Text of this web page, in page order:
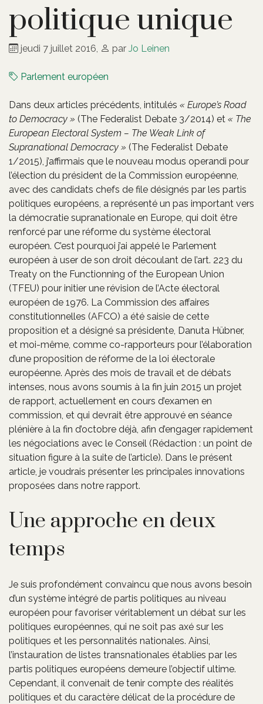
politique unique
jeudi 7 juillet 2016 par Jo Leinen
Parlement européen
Dans deux articles précédents, intitulés « Europe’s Road
to Democracy » (The Federalist Debate 3/2014) et « The
European Electoral System – The Weak Link of
Supranational Democracy » (The Federalist Debate
1/2015), j’affirmais que le nouveau modus operandi pour
l’élection du président de la Commission européenne,
avec des candidats chefs de file désignés par les partis
politiques européens, a représenté un pas important vers
la démocratie supranationale en Europe, qui doit être
renforcé par une réforme du système électoral
européen. C’est pourquoi j’ai appelé le Parlement
européen à user de son droit découlant de l’art. 223 du
Treaty on the Functionning of the European Union
(TFEU) pour initier une révision de l’Acte électoral
européen de 1976. La Commission des affaires
constitutionnelles (AFCO) a été saisie de cette
proposition et a désigné sa présidente, Danuta Hübner,
et moi-même, comme co-rapporteurs pour l’élaboration
d’une proposition de réforme de la loi électorale
européenne. Après des mois de travail et de débats
intenses, nous avons soumis à la fin juin 2015 un projet
de rapport, actuellement en cours d’examen en
commission, et qui devrait être approuvé en séance
plénière à la fin d’octobre déjà, afin d’engager rapidement
les négociations avec le Conseil (Rédaction : un point de
situation figure à la suite de l’article). Dans le présent
article, je voudrais présenter les principales innovations
proposées dans notre rapport.
Une approche en deux
temps
Je suis profondément convaincu que nous avons besoin
d’un système intégré de partis politiques au niveau
européen pour favoriser véritablement un débat sur les
politiques européennes, qui ne soit pas axé sur les
politiques et les personnalités nationales. Ainsi,
l’instauration de listes transnationales établies par les
partis politiques européens demeure l’objectif ultime.
Cependant, il convenait de tenir compte des réalités
politiques et du caractère délicat de la procédure de